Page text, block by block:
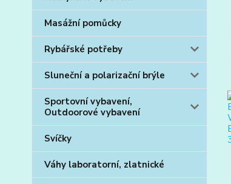
Masážní pomůcky
Rybářské potřeby
Sluneční a polarizační brýle
Sportovní vybavení,
Outdoorové vybavení
Svíčky
Váhy laboratorní, zlatnické